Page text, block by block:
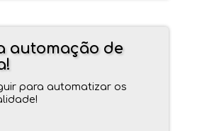
automação de
para automatizar os